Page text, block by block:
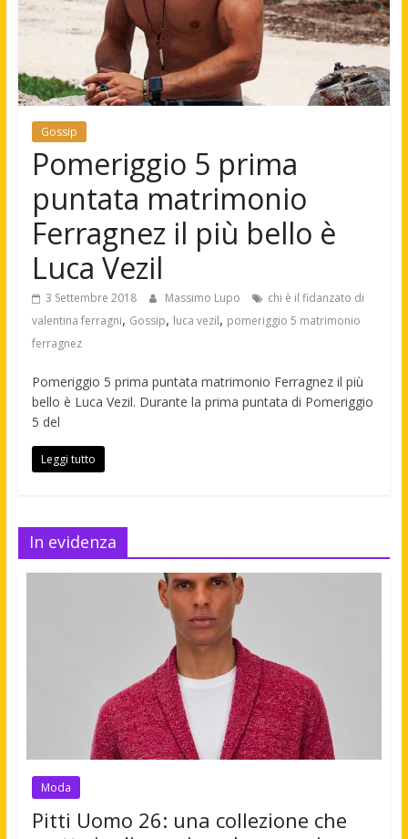
Gossip
Pomeriggio 5 prima
puntata matrimonio
Ferragnez il più bello è
Luca Vezil
3 Settembre 2018 Massimo Lupo
chi è il fidanzato di
valentina ferragni, Gossip, luca vezil, pomeriggio 5 matrimonio
ferragnez
Pomeriggio 5 prima puntata matrimonio Ferragnez il più
bello è Luca Vezil. Durante la prima puntata di Pomeriggio
5 del
Leggi tutto
In evidenza
Moda
Pitti Uomo 26: una collezione che